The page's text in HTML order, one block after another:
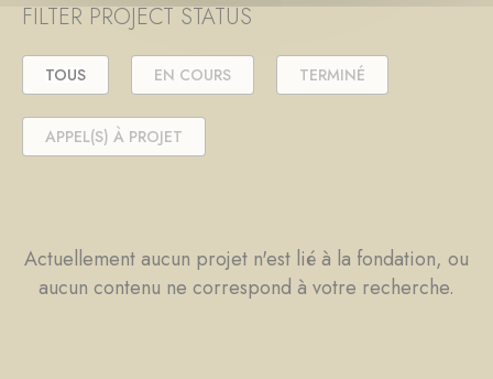
FILTER PROJECT STATUS
TOUS EN COURS TERMINÉ
APPEL(S) À PROJET
Actuellement aucun projet n'est lié à la fondation, ou
aucun contenu ne correspond à votre recherche.